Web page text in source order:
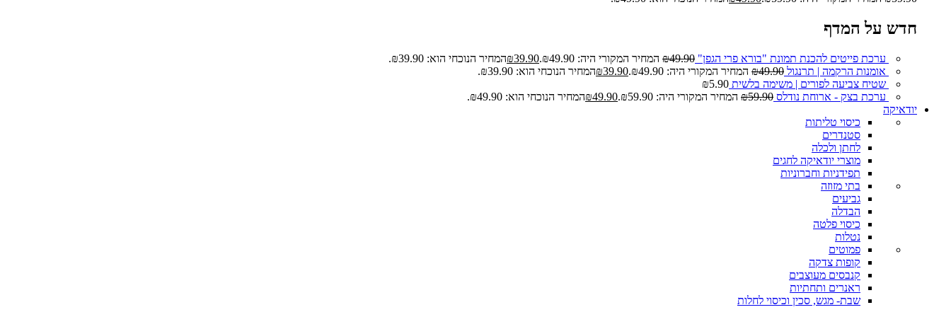
חדש על המדף
ערכת פייטים להכנת תמונת "בורא פרי הגפן" ₪49.90 המחיר המקורי היה: ₪49.90. ₪39.90
המחיר הנוכחי הוא: ₪39.90.
אומנות הרקמה | תרנגול
₪49.90 המחיר המקורי היה: ₪49.90. ₪39.90
המחיר הנוכחי הוא: ₪39.90.
שטיח צביעה לפורים | משימה בלשית
₪5.90
ערכת בצק - ארוחת נודלס
₪59.90 המחיר המקורי היה: ₪59.90. ₪49.90
המחיר הנוכחי הוא: ₪49.90.
יודאיקה
כיסוי טליתות
סטנדרים
לחתן ולכלה
מוצרי יודאיקה לחגים
תפידניות וחברוניות
בתי מזוזה
גביעים
הבדלה
כיסוי פלטה
נטלות
פמוטים
קופות צדקה
קנבסים מעוצבים
ראנרים ותחתיות
שבת- מגש, סכין וכיסוי לחלות